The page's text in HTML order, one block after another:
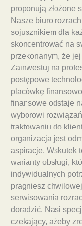
proponują złożone
Nasze biuro
sojusznikiem dla
skoncentrować na
przekonanym, że
Zainwestuj na
postępowe
placówkę
finansowe odstaje
wyborowi
traktowaniu do
organizacja jest
aspiracje. Wskutek
warianty obsługi,
indywidualnych
pragniesz
serwisowania
doradzić. Nasi
czekający, ażeby